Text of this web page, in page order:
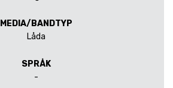
MEDIA/BANDTYP
Låda
SPRÅK
-